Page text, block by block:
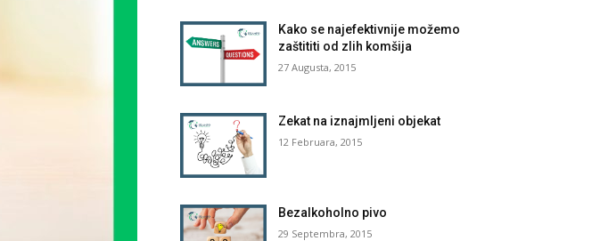
Kako se najefektivnije možemo
zaštititi od zlih komšija
27 Augusta, 2015
Zekat na iznajmljeni objekat
12 Februara, 2015
Bezalkoholno pivo
29 Septembra, 2015